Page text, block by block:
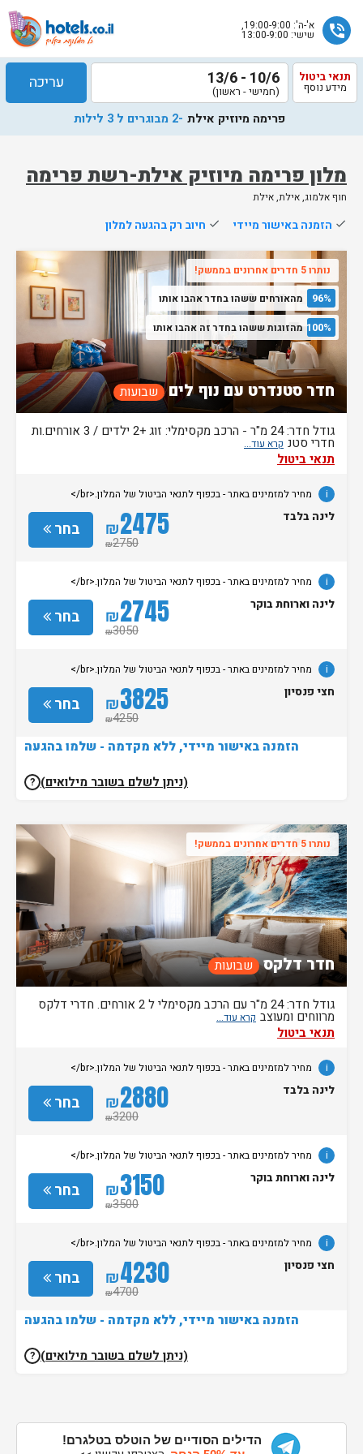
phone_in_talk א'-ה': 19:00-9:00,
שישי: 13:00-9:00
מלון פרימה מיוזיק אילת-רשת פרימה
חוף אלמוג, אילת, אילת
תנאי ביטול
מידע נוסף 10/6 - 13/6
(חמישי - ראשון) עריכה
פרימה מיוזיק אילת -2 מבוגרים ל 3 לילות
done הזמנה באישור מיידי done חיוב רק בהגעה למלון
96% מהאורחים ששהו בחדר אהבו אותו
100% מהזוגות ששהו בחדר זה אהבו אותו
נותרו 5 חדרים אחרונים בממשק!
חדר סטנדרט עם נוף לים שבועות
גודל חדר: 24 מ"ר - הרכב מקסימלי: זוג +2 ילדים / 3 אורחים.ות
חדרי סטנ
תנאי ביטול
i מחיר למזמינים באתר - בכפוף לתנאי הביטול של המלון.<br/>
בחר ₪2475
₪2750
לינה בלבד
i מחיר למזמינים באתר - בכפוף לתנאי הביטול של המלון.<br/>
בחר ₪2745
₪3050
לינה וארוחת בוקר
i מחיר למזמינים באתר - בכפוף לתנאי הביטול של המלון.<br/>
בחר ₪3825
₪4250
חצי פנסיון
הזמנה באישור מיידי, ללא מקדמה - שלמו בהגעה
(ניתן לשלם בשובר מילואים) ?
נותרו 5 חדרים אחרונים בממשק!
חדר דלקס שבועות
גודל חדר: 24 מ"ר עם הרכב מקסימלי ל 2 אורחים. חדרי דלקס
מרווחים ומעוצב
תנאי ביטול
i מחיר למזמינים באתר - בכפוף לתנאי הביטול של המלון.<br/>
בחר ₪2880
₪3200
לינה בלבד
i מחיר למזמינים באתר - בכפוף לתנאי הביטול של המלון.<br/>
בחר ₪3150
₪3500
לינה וארוחת בוקר
i מחיר למזמינים באתר - בכפוף לתנאי הביטול של המלון.<br/>
בחר ₪4230
₪4700
חצי פנסיון
הזמנה באישור מיידי, ללא מקדמה - שלמו בהגעה
(ניתן לשלם בשובר מילואים) ?
הדילים הסודיים של הוטלס בטלגרם!
שלח
הוטלס
יחזור
בשעות
הפעילות